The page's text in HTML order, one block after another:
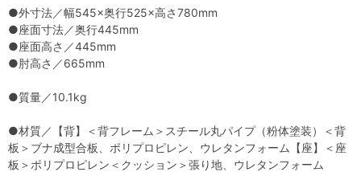
●外寸法／幅545×奥行525×高さ780mm
●座面寸法／奥行445mm
●座面高さ／445mm
●肘高さ／665mm
●質量／10.1kg
●材質／【背】＜背フレーム＞スチール丸パイプ（粉体塗装）＜背
板＞ブナ成型合板、ポリプロピレン、ウレタンフォーム【座】＜座
板＞ポリプロピレン＜クッション＞張り地、ウレタンフォーム